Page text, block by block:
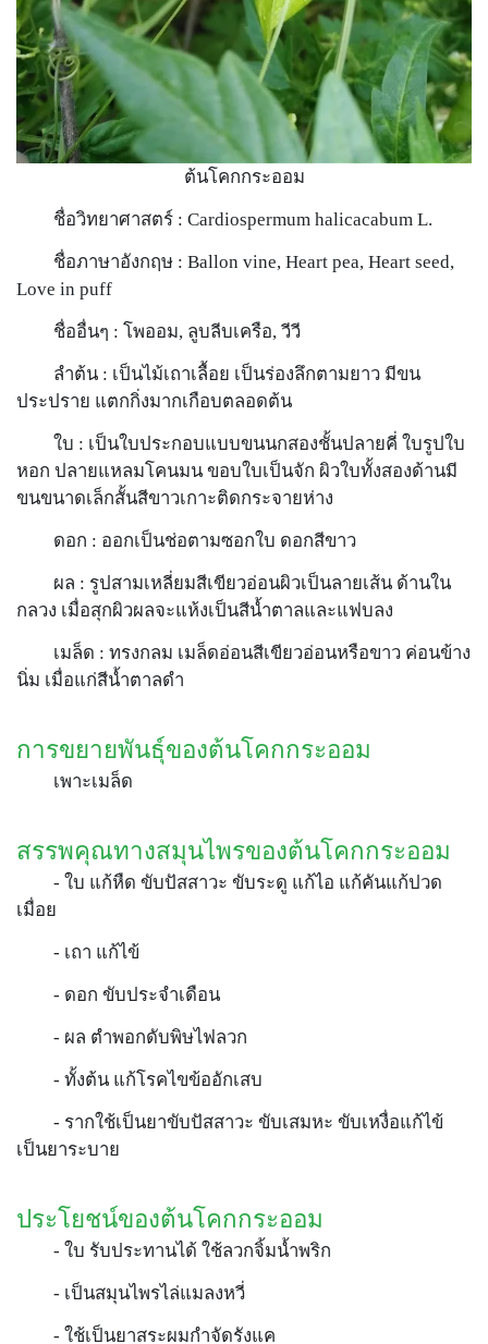
ชื่อวิทยาศาสตร์ : Cardiospermum halicacabum L.
ชื่อภาษาอังกฤษ : Ballon vine, Heart pea, Heart seed,
Love in puff
ชื่ออื่นๆ : โพออม, ลูบลีบเครือ, วีวี
ลำต้น : เป็นไม้เถาเลื้อย เป็นร่องลึกตามยาว มีขน
ประปราย แตกกิ่งมากเกือบตลอดต้น
ใบ : เป็นใบประกอบแบบขนนกสองชั้นปลายคี่ ใบรูปใบ
หอก ปลายแหลมโคนมน ขอบใบเป็นจัก ผิวใบทั้งสองด้านมี
ขนขนาดเล็กสั้นสีขาวเกาะติดกระจายห่าง
ดอก : ออกเป็นช่อตามซอกใบ ดอกสีขาว
ผล : รูปสามเหลี่ยมสีเขียวอ่อนผิวเป็นลายเส้น ด้านใน
กลวง เมื่อสุกผิวผลจะแห้งเป็นสีน้ำตาลและแฟบลง
เมล็ด : ทรงกลม เมล็ดอ่อนสีเขียวอ่อนหรือขาว ค่อนข้าง
นิ่ม เมื่อแก่สีน้ำตาลดำ
ต้นโคกกระออม
การขยายพันธุ์ของต้นโคกกระออม
เพาะเมล็ด
สรรพคุณทางสมุนไพรของต้นโคกกระออม
- ใบ แก้หืด ขับปัสสาวะ ขับระดู แก้ไอ แก้คันแก้ปวด
เมื่อย
- เถา แก้ไข้
- ดอก ขับประจำเดือน
- ผล ตำพอกดับพิษไฟลวก
- ทั้งต้น แก้โรคไขข้ออักเสบ
- รากใช้เป็นยาขับปัสสาวะ ขับเสมหะ ขับเหงื่อแก้ไข้
เป็นยาระบาย
ประโยชน์ของต้นโคกกระออม
- ใบ รับประทานได้ ใช้ลวกจิ้มน้ำพริก
- เป็นสมุนไพรไล่แมลงหวี่
- ใช้เป็นยาสระผมกำจัดรังแค